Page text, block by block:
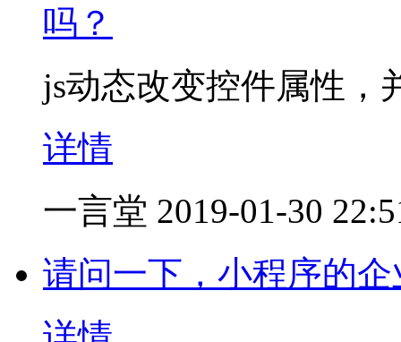
吗？
js动态改变控件属性，
详情
一言堂 2019-01-30
请问一下，小程序的